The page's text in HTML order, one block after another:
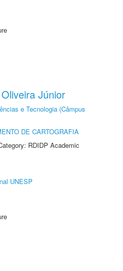
Júnior
e Tecnologia (Câmpus
DE CARTOGRAFIA
RDIDP Academic
UNESP